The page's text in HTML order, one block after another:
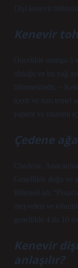
Dişi kenevir
Kenevir
Öncelikle omega-3
olduğu ve bu yağ
bilinmektedir. –
içerir ve tüm temel
yapımı ve
Çedene
Chedene,
Genellikle doğu ve
Bilimsel adı
meyveleri ve
genellikle 4 ila 10
Kenevir
anlaşılır?